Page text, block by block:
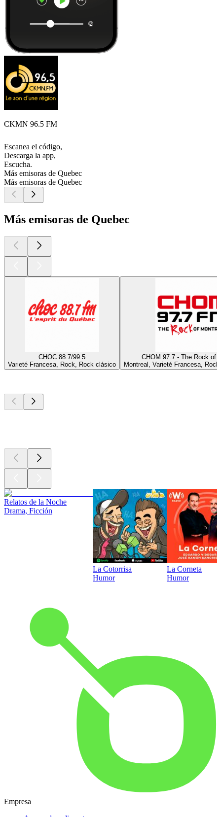
CKMN 96.5 FM
Escanea el código,
Descarga la app,
Escucha.
Más emisoras de Quebec
Más emisoras de Quebec
Más emisoras de Quebec
CHOC 88.7/99.5
Varieté Francesa, Rock, Rock clásico
CHOM 97.7 - The Rock of
Montreal, Varieté Francesa,
Relatos de la Noche
Drama, Ficción
La Cotorrisa
Humor
La Corneta
Humor
Empresa